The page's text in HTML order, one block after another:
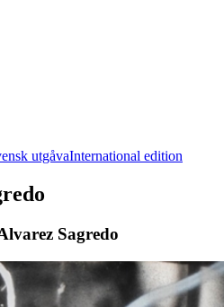
utgåvaInternational edition
Sagredo